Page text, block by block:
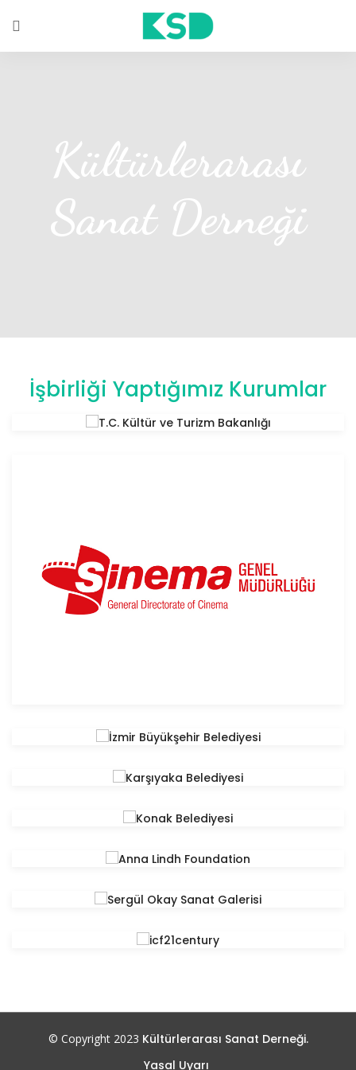
Kültürlerarası
Sanat Derneği
İşbirliği Yaptığımız Kurumlar
© Copyright 2023 Kültürlerarası Sanat Derneği.
Yasal Uyarı